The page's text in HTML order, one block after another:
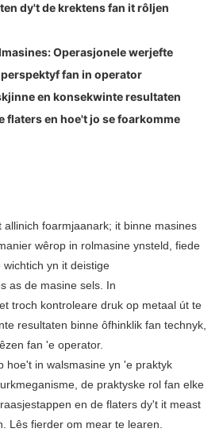
dy't de krektens fan it rôljen
Operasjonele werjefte
fan in operator
en konsekwinte resultaten
flaters en hoe't jo se foarkomme
allinich foarmjaanark; it binne masines
wêrop in rolmasine ynsteld, fiede
yn it deistige
as de masine sels. In
troch kontroleare druk op metaal út te
resultaten binne ôfhinklik fan technyk,
fan 'e operator.
hoe't in walsmasine yn 'e praktyk
de praktyske rol fan elke
en de flaters dy't it meast
Lês fierder om mear te learen.